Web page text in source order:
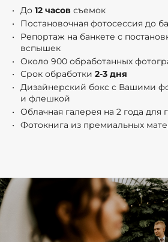
До 12 часов съемок
Постановочная фотосессия до
Репортаж на банкете с
вспышек
Около 900 обработанных
Срок обработки 2-3 дня
Дизайнерский бокс с Вашими
и флешкой
Облачная галерея на 2 года для
Фотокнига из премиальных